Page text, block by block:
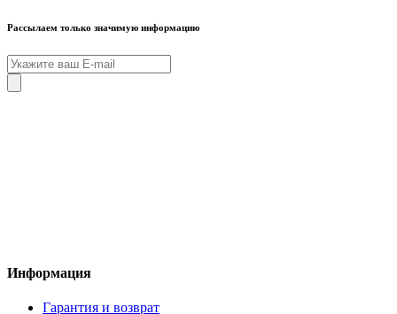
Рассылаем только значимую информацию
Информация
Гарантия и возврат